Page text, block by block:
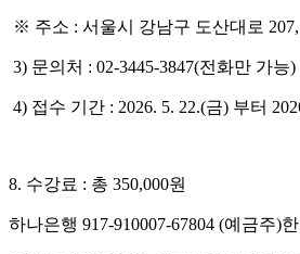
※ 주소 : 서울시 강남구 도산대로
3) 문의처 : 02-3445-3847(전화만 가능)
4) 접수 기간 : 2026. 5. 22.(금) 부터
8. 수강료 : 총 350,000원
하나은행 917-910007-67804 (예금주)